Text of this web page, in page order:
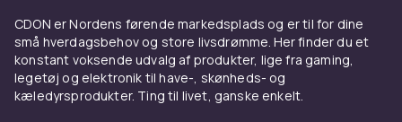
CDON er Nordens førende markedsplads og er til for dine
små hverdagsbehov og store livsdrømme. Her finder du et
konstant voksende udvalg af produkter, lige fra gaming,
legetøj og elektronik til have-, skønheds- og
kæledyrsprodukter. Ting til livet, ganske enkelt.